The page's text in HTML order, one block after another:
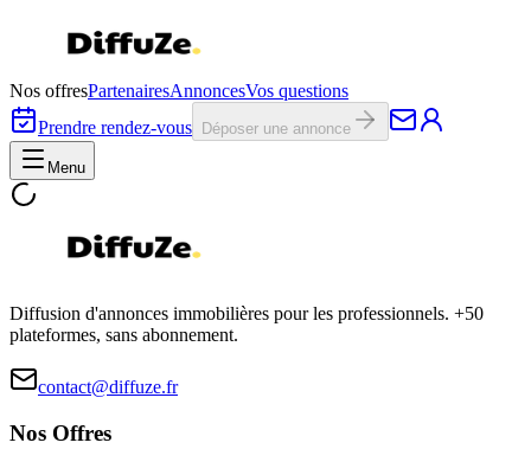
Nos offresPartenairesAnnoncesVos questions
Prendre rendez-vous
Déposer une annonce
Menu
Diffusion d'annonces immobilières pour les professionnels. +50
plateformes, sans abonnement.
contact@diffuze.fr
Nos Offres